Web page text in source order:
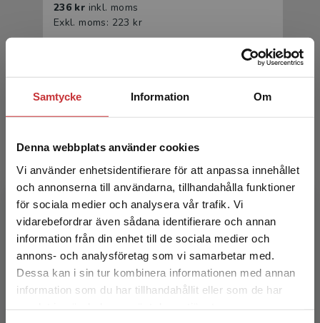
Samtycke Information Om
Denna webbplats använder cookies
Vi använder enhetsidentifierare för att anpassa innehållet
och annonserna till användarna, tillhandahålla funktioner
för sociala medier och analysera vår trafik. Vi
vidarebefordrar även sådana identifierare och annan
information från din enhet till de sociala medier och
annons- och analysföretag som vi samarbetar med.
Dessa kan i sin tur kombinera informationen med annan
information som du har tillhandahållit eller som de har
Begränsad fraktregion
Det verkar som att du besöker
studentlitteratur.se via en enhet utanför Sverige.
236 kr inkl. moms
Exkl. moms: 223 kr
Prestationer och emotioner i skolan
Grönlund, A - Löfgren, H
146 krinkl. moms
Exkl. moms: 138 kr